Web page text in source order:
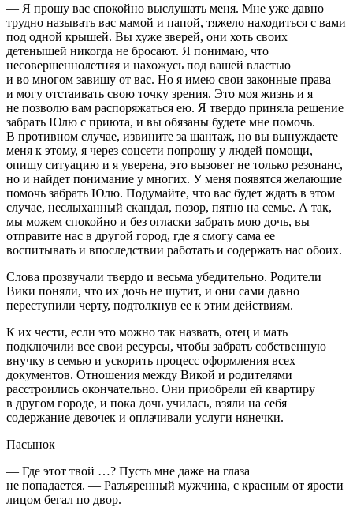
— Я прошу вас спокойно выслушать меня. Мне уже давно
трудно называть вас мамой и папой, тяжело находиться с вами
под одной крышей. Вы хуже зверей, они хоть своих
детенышей никогда не бросают. Я понимаю, что
несовершеннолетняя и нахожусь под вашей властью
и во многом завишу от вас. Но я имею свои законные права
и могу отстаивать свою точку зрения. Это моя жизнь и я
не позволю вам распоряжаться ею. Я твердо приняла решение
забрать Юлю с приюта, и вы обязаны будете мне помочь.
В противном случае, извините за шантаж, но вы вынуждаете
меня к этому, я через соцсети попрошу у людей помощи,
опишу ситуацию и я уверена, это вызовет не только резонанс,
но и найдет понимание у многих. У меня появятся желающие
помочь забрать Юлю. Подумайте, что вас будет ждать в этом
случае, неслыханный скандал, позор, пятно на семье. А так,
мы можем спокойно и без огласки забрать мою дочь, вы
отправите нас в другой город, где я смогу сама ее
воспитывать и впоследствии работать и содержать нас обоих.
Слова прозвучали твердо и весьма убедительно. Родители
Вики поняли, что их дочь не шутит, и они сами давно
переступили черту, подтолкнув ее к этим действиям.
К их чести, если это можно так назвать, отец и мать
подключили все свои ресурсы, чтобы забрать собственную
внучку в семью и ускорить процесс оформления всех
документов. Отношения между Викой и родителями
расстроились окончательно. Они приобрели ей квартиру
в другом городе, и пока дочь училась, взяли на себя
содержание девочек и оплачивали услуги нянечки.
Пасынок
— Где этот твой …? Пусть мне даже на глаза
не попадается. — Разъяренный мужчина, с красным от ярости
лицом бегал по двор.